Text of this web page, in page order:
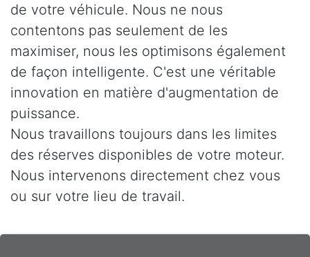
de votre véhicule. Nous ne nous
contentons pas seulement de les
maximiser, nous les optimisons également
de façon intelligente. C'est une véritable
innovation en matière d'augmentation de
puissance.
Nous travaillons toujours dans les limites
des réserves disponibles de votre moteur.
Nous intervenons directement chez vous
ou sur votre lieu de travail.